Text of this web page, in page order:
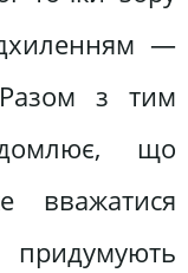
—
з тим
що
вважатися